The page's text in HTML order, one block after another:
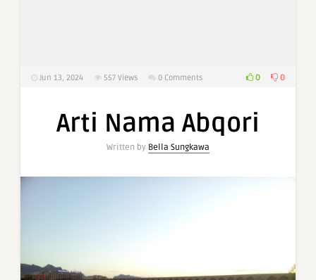
Jun 13, 2024 557 Views 0 Comments 0 0
Arti Nama Abqori
Written by Bella Sungkawa